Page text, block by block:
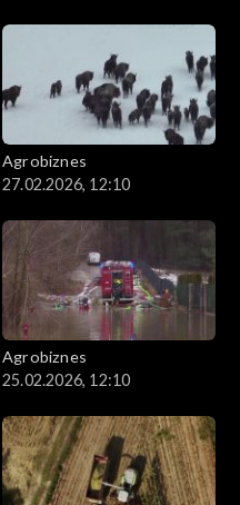
Agrobiznes
27.02.2026, 12:10
Agrobiznes
25.02.2026, 12:10